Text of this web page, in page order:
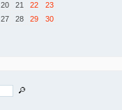
20 21 22
23
27 28 29
30